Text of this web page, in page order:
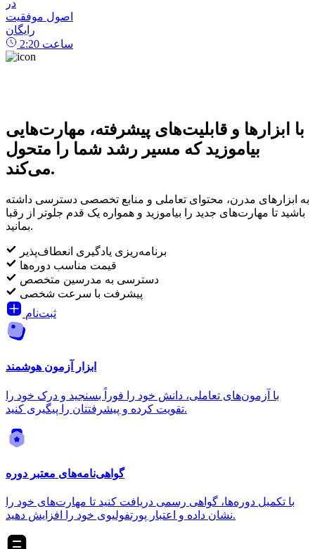
در
اصول موفقیت
رایگان
2:20 ساعت
با ابزارها و قابلیت‌های پیشرفته، مهارت‌هایی
بیاموزید که مسیر رشد شما را متحول
می‌کند.
به ابزارهای مدرن، محتوای تعاملی و منابع تخصصی دسترسی داشته
باشید تا مهارت‌های جدید را بیاموزید و همواره یک قدم جلوتر از رقبا
بمانید.
برنامه‌ریزی یادگیری انعطاف‌پذیر
قیمت مناسب دوره‌ها
دسترسی به مدرسین متخصص
پیشرفت با سرعت شخصی
ثبت‌نام
ابزار آزمون هوشمند
با آزمون‌های تعاملی، دانش خود را فوراً بسنجید و درک خود را
تقویت کرده و پیشرفتتان را پیگیری کنید.
گواهی‌نامه‌های معتبر دوره
با تکمیل دوره‌ها، گواهی رسمی دریافت کنید تا مهارت‌های خود را
نشان داده و اعتبار پورتفولیوی خود را افزایش دهید.